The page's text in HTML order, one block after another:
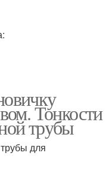
Тонкости
трубы
для